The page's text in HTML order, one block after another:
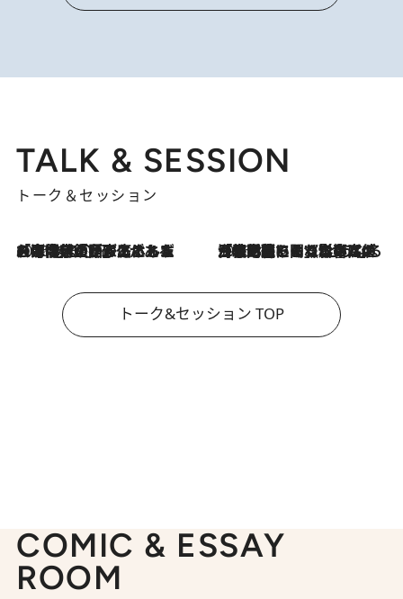
TALK & SESSION
トーク＆セッション
2026.8.3
「今後値上げがあるとすれば…」「リスクがあるのは今年の冬」エネルギー専門家が語る、ホルムズ海峡封鎖が家庭にもたらす“ある心配” 2026.8.3
「住宅建てられない…」「サーチャージ料の高値が続いている」ホルムズ海峡封鎖による影響はいつまで続く？《エネルギー専門家に聞く“どうなる日本の暮らし”》
トーク&セッション TOP
COMIC & ESSAY
ROOM